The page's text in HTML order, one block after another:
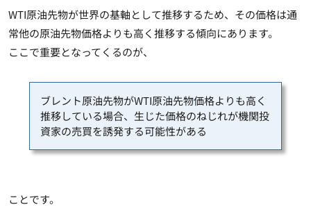
WTI原油先物が世界の基軸として推移するため、その価格は通
常他の原油先物価格よりも高く推移する傾向にあります。
ここで重要となってくるのが、
ブレント原油先物がWTI原油先物価格よりも高く
推移している場合、生じた価格のねじれが機関投
資家の売買を誘発する可能性がある
ことです。